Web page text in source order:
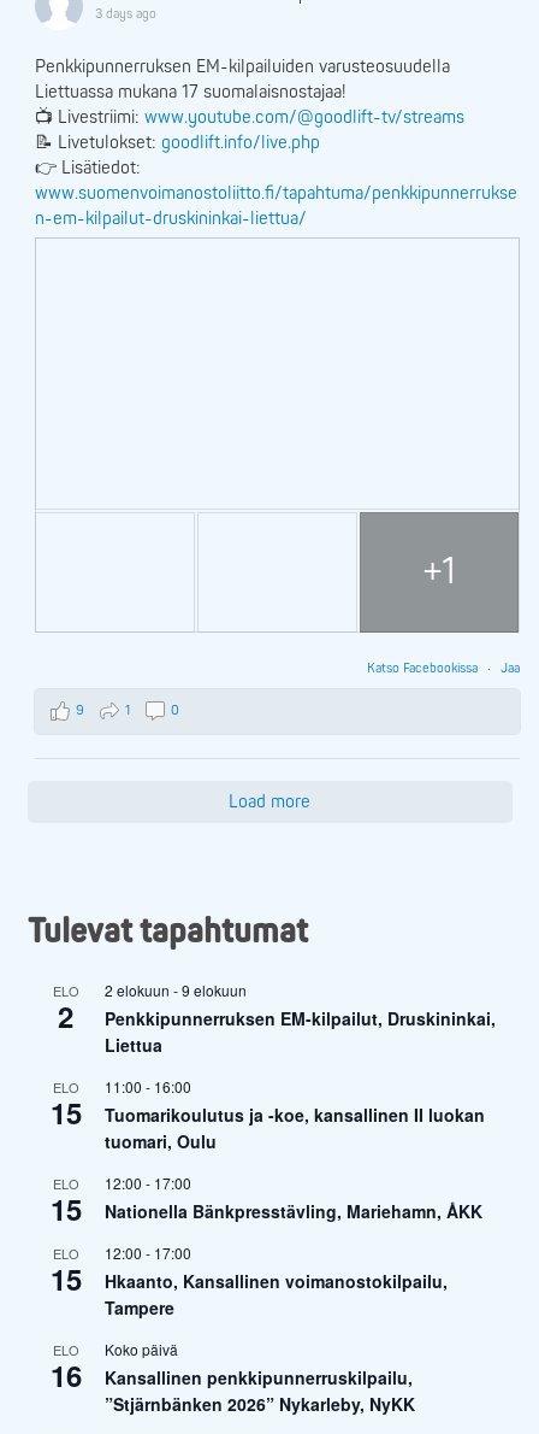
3 days ago
Penkkipunnerruksen EM-kilpailuiden varusteosuudella
Liettuassa mukana 17 suomalaisnostajaa!
📺 Livestriimi: www.youtube.com/@goodlift-tv/streams
📝 Livetulokset: goodlift.info/live.php
👉 Lisätiedot:
www.suomenvoimanostoliitto.fi/tapahtuma/penkkipunnerrukse
n-em-kilpailut-druskininkai-liettua/
+1
Katso Facebookissa · Jaa
9 1 0
Load more
Tulevat tapahtumat
ELO
2
2 elokuun -9 elokuun
Penkkipunnerruksen EM-kilpailut, Druskininkai,
Liettua
ELO
15
11:00 - 16:00
Tuomarikoulutus ja -koe, kansallinen II luokan
tuomari, Oulu
ELO
15
12:00 - 17:00
Nationella Bänkpresstävling, Mariehamn, ÅKK
ELO
15
12:00 - 17:00
Hkaanto, Kansallinen voimanostokilpailu,
Tampere
ELO
16
Koko päivä
Kansallinen penkkipunnerruskilpailu,
”Stjärnbänken 2026” Nykarleby, NyKK